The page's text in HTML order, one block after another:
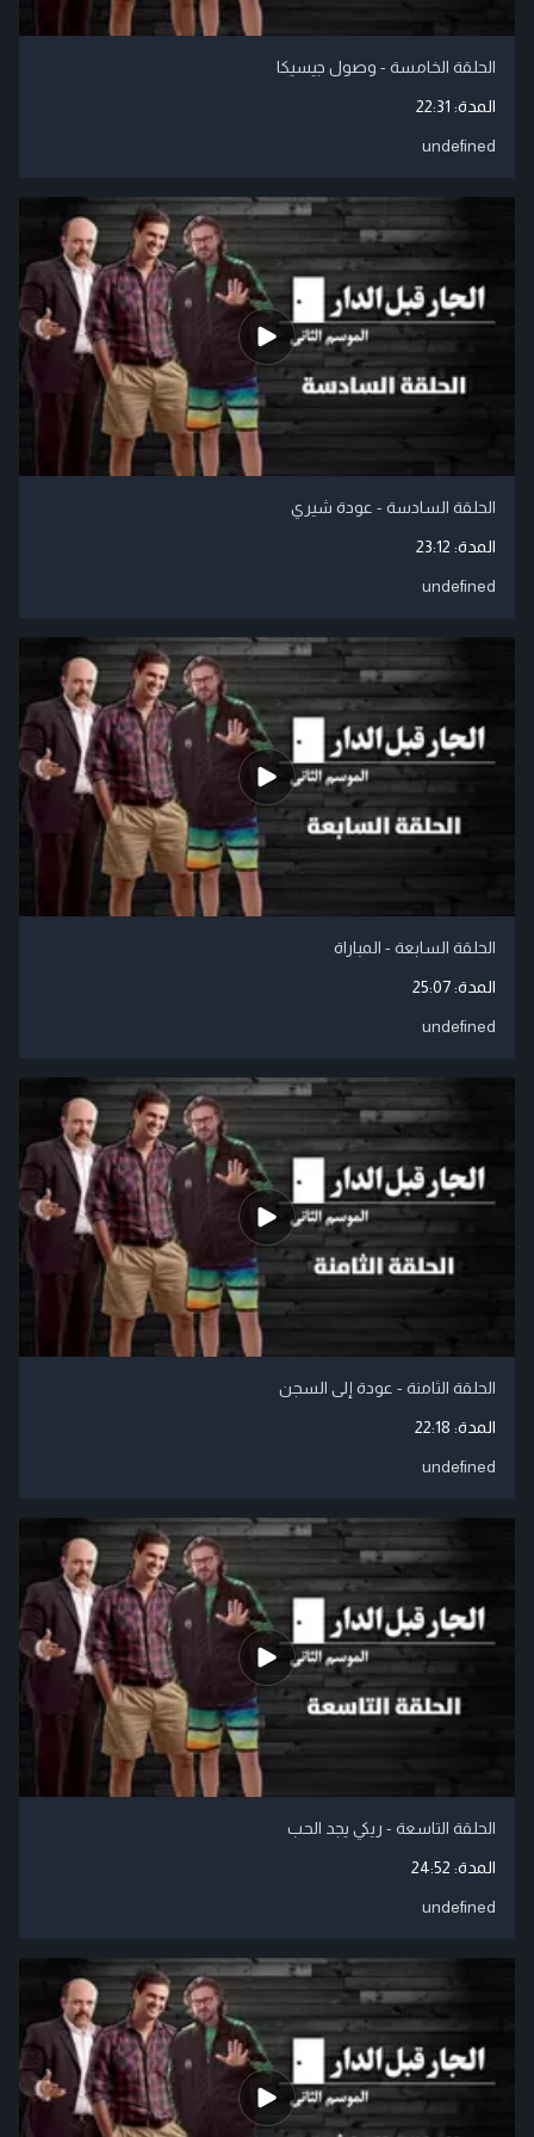
الحلقة الخامسة - وصول جيسيكا
المدة: 22:31
undefined
الحلقة السادسة - عودة شيري
المدة: 23:12
undefined
الحلقة السابعة - المباراة
المدة:25:07
undefined
الحلقة الثامنة - عودة إلى السجن
المدة: 22:18
undefined
الحلقة التاسعة - ريكي يجد الحب
المدة: 24:52
undefined